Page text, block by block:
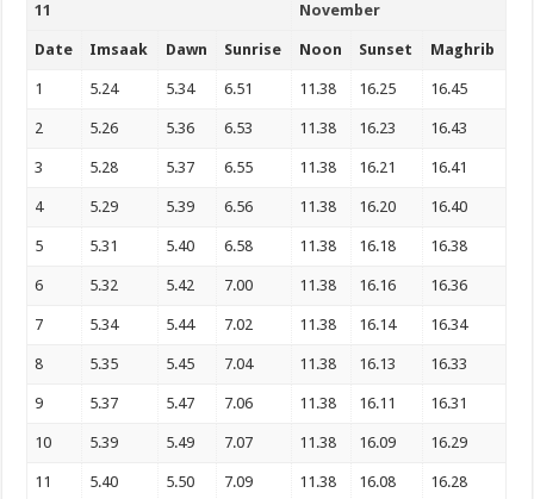
11 November
Date Imsaak Dawn Sunrise Noon Sunset Maghrib
1 5.24 5.34 6.51 11.38 16.25 16.45
2 5.26 5.36 6.53 11.38 16.23 16.43
3 5.28 5.37 6.55 11.38 16.21 16.41
4 5.29 5.39 6.56 11.38 16.20 16.40
5 5.31 5.40 6.58 11.38 16.18 16.38
6 5.32 5.42 7.00 11.38 16.16 16.36
7 5.34 5.44 7.02 11.38 16.14 16.34
8 5.35 5.45 7.04 11.38 16.13 16.33
9 5.37 5.47 7.06 11.38 16.11 16.31
10 5.39 5.49 7.07 11.38 16.09 16.29
11 5.40 5.50 7.09 11.38 16.08 16.28